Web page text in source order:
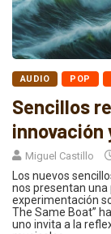
AUDIO POP
Sencillos
innovación
Miguel Castillo
Los nuevos
nos presentan
experimentación
The Same Boat”
uno invita a la